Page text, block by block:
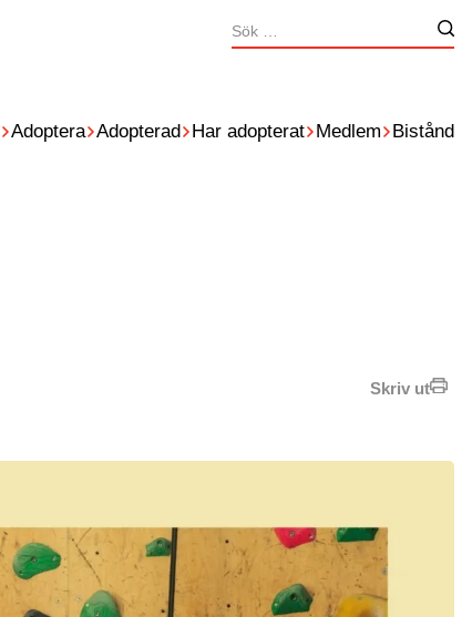
Sök
efter:
Adoptera Adopterad Har adopterat Medlem Bistånd
Skriv ut